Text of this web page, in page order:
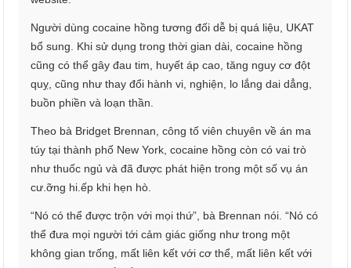
Người dùng cocaine hồng tương đối dễ bị quá liệu, UKAT
bổ sung. Khi sử dụng trong thời gian dài, cocaine hồng
cũng có thể gây đau tim, huyết áp cao, tăng nguy cơ đột
quỵ, cũng như thay đổi hành vi, nghiện, lo lắng dai dẳng,
buồn phiền và loạn thần.
Theo bà Bridget Brennan, công tố viên chuyên về án ma
túy tại thành phố New York, cocaine hồng còn có vai trò
như thuốc ngủ và đã được phát hiện trong một số vụ án
cư.ỡng hi.ếp khi hẹn hò.
“Nó có thể được trộn với mọi thứ”, bà Brennan nói. “Nó có
thể đưa mọi người tới cảm giác giống như trong một
không gian trống, mất liên kết với cơ thể, mất liên kết với